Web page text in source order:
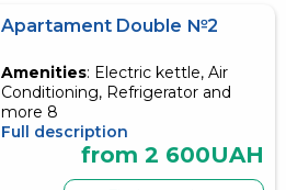
Apartament Double №2
Amenities: Electric kettle, Air
Conditioning, Refrigerator and
more 8
Full description
from 2 600UAH